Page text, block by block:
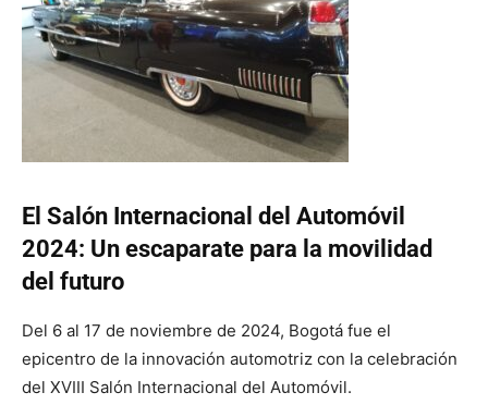
El Salón Internacional del Automóvil
2024: Un escaparate para la movilidad
del futuro
Del 6 al 17 de noviembre de 2024, Bogotá fue el
epicentro de la innovación automotriz con la celebración
del XVIII Salón Internacional del Automóvil.